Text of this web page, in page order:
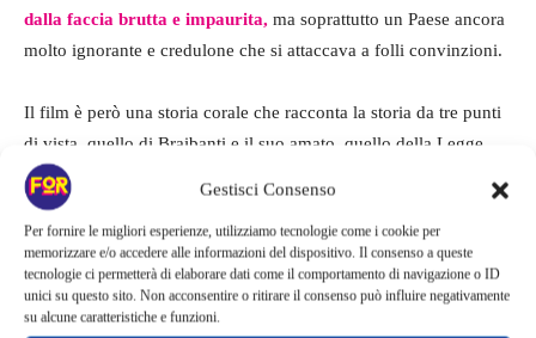
Gestisci Consenso
Per fornire le migliori esperienze, utilizziamo tecnologie come i cookie per
memorizzare e/o accedere alle informazioni del dispositivo. Il consenso a queste
tecnologie ci permetterà di elaborare dati come il comportamento di navigazione o ID
unici su questo sito. Non acconsentire o ritirare il consenso può influire negativamente
su alcune caratteristiche e funzioni.
dalla faccia brutta e impaurita, ma soprattutto un Paese ancora
molto ignorante e credulone che si attaccava a folli convinzioni.
Il film è però una storia corale che racconta la storia da tre punti
di vista, quello di Braibanti e il suo amato, quello della Legge
che gli si mette contro e quello di un cronista dell’Unità. A
proposito di questo personaggio
volta confermato che la sua missione nella vita è quella di
regalarci personaggi brillanti come Ennio, il cronista fuori dal
coro che non può accettare che un uomo venga accusato sul